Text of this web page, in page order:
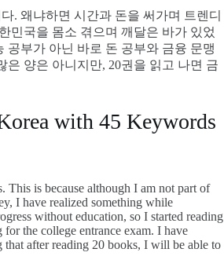
. 왜냐하면 시간과 돈을 써가며 트렌디
민국을 몸소 겪으며 깨달은 바가 있었
공부가 아닌 바로 돈 공부와 금융 문맹
양은 아니지만, 20권을 읽고 나면 금
with 45 Keywords
This is because although I am not part of
I have realized something while
without education, so I started reading
the college entrance exam. I have
after reading 20 books, I will be able to